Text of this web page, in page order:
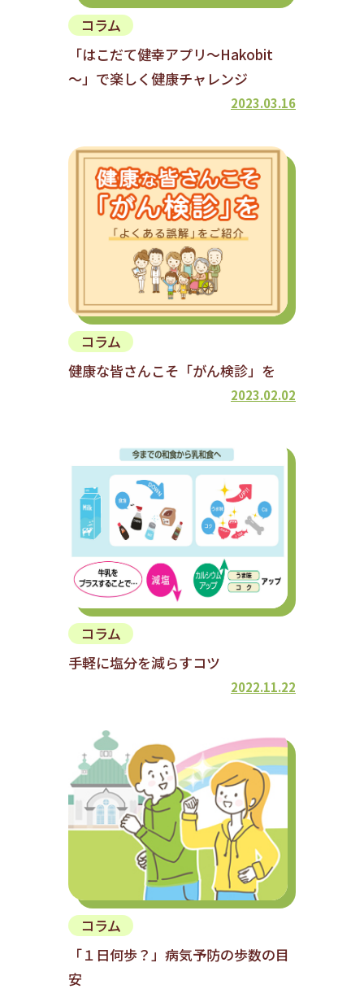
コラム
「はこだて健幸アプリ～Hakobit
～」で楽しく健康チャレンジ
2023.03.16
コラム
健康な皆さんこそ「がん検診」を
2023.02.02
コラム
手軽に塩分を減らすコツ
2022.11.22
コラム
「１日何歩？」病気予防の歩数の目
安